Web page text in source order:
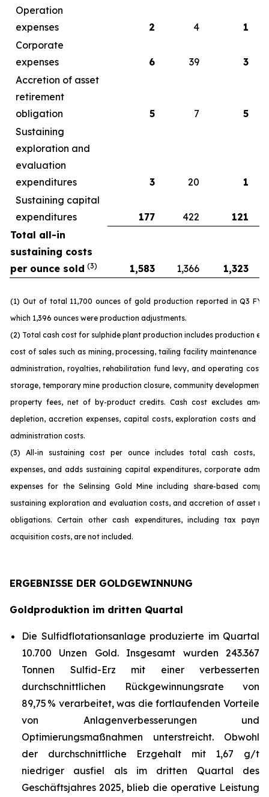
Operation
expenses
2 4
1
Corporate
expenses
6 39
3
Accretion of asset
retirement
obligation
5 7
5
Sustaining
exploration and
evaluation
expenditures
3 20
1
Sustaining capital
expenditures
177 422
121
Total all-in
sustaining costs
per ounce sold (3) 1,583 1,366 1,323
(1) Out of total 11,700 ounces of gold production reported in Q3 FY
which 1,396 ounces were production adjustments.
(2) Total cash cost for sulphide plant production includes production
cost of sales such as mining, processing, tailing facility maintenance
administration, royalties, rehabilitation fund levy, and operating costs
storage, temporary mine production closure, community development
property fees, net of by-product credits. Cash cost excludes
depletion, accretion expenses, capital costs, exploration costs and
administration costs.
(3) All-in sustaining cost per ounce includes total cash costs,
expenses, and adds sustaining capital expenditures, corporate
expenses for the Selinsing Gold Mine including share-based
sustaining exploration and evaluation costs, and accretion of asset
obligations. Certain other cash expenditures, including tax
acquisition costs, are not included.
ERGEBNISSE DER GOLDGEWINNUNG
Goldproduktion im dritten Quartal
Die Sulfidflotationsanlage produzierte im Quartal
10.700 Unzen Gold. Insgesamt wurden 243.367
Tonnen Sulfid-Erz mit einer verbesserten
durchschnittlichen Rückgewinnungsrate von
89,75 % verarbeitet, was die fortlaufenden Vorteile
von Anlagenverbesserungen und
Optimierungsmaßnahmen unterstreicht. Obwohl
der durchschnittliche Erzgehalt mit 1,67 g/t
niedriger ausfiel als im dritten Quartal des
Geschäftsjahres 2025, blieb die operative Leistung